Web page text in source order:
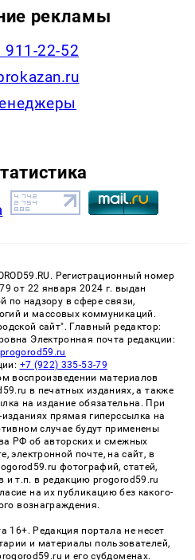
рекламы
22-52
Регистрационный номер
от 22 января 2024 г. выдан
по надзору в сфере связи,
и массовых коммуникаций.
сайт". Главный редактор:
Электронная почта редакции:
+7 (922) 335-53-79
воспроизведении материалов
в печатных изданиях, а также
на издание обязательна. При
прямая гиперссылка на
случае будут применены
РФ об авторских и смежных
электронной почте, на сайт, в
фотографий, статей,
т.п. в редакцию progorod59.ru
на их публикацию без какого-
вознаграждения.
16+. Редакция портала не несет
и материалы пользователей,
и его субдоменах.